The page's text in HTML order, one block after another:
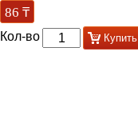
86 ₸
Кол-во Купить